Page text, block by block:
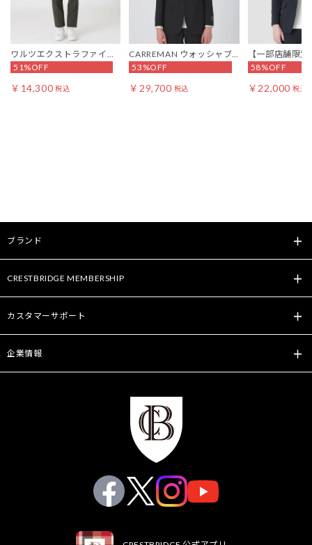
ワルツエクストラファイン
サマートラウザーズ
51%OFF
￥14,300 税込
CARREMAN ウォッシャブ
ルソリッドジャケット
53%OFF
￥29,700 税込
【一部店舗限
トレッチダブ
ケット
58%OFF
￥22,000 税込
ブランド
CRESTBRIDGE MEMBERSHIP
カスタマーサポート
企業情報